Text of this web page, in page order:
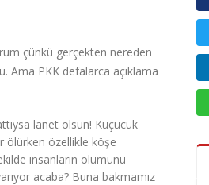
çünkü gerçekten nereden
Ama PKK defalarca açıklama
lanet olsun! Küçücük
ölürken özellikle köşe
insanların ölümünü
acaba? Buna bakmamız